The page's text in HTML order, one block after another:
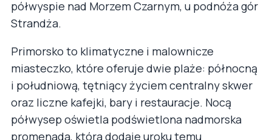
półwyspie nad Morzem Czarnym, u podnóża gór
Strandża.
Primorsko to klimatyczne i malownicze
miasteczko, które oferuje dwie plaże: północną
i południową, tętniący życiem centralny skwer
oraz liczne kafejki, bary i restauracje. Nocą
półwysep oświetla podświetlona nadmorska
promenada, która dodaje uroku temu